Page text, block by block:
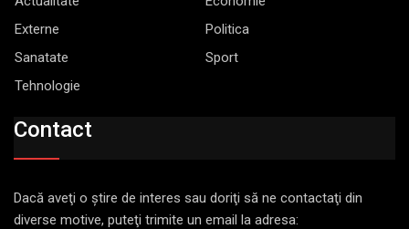
Externe
Politica
Sanatate
Sport
Tehnologie
Contact
Dacă aveţi o ştire de interes sau doriţi să ne contactaţi din
diverse motive, puteţi trimite un email la adresa: